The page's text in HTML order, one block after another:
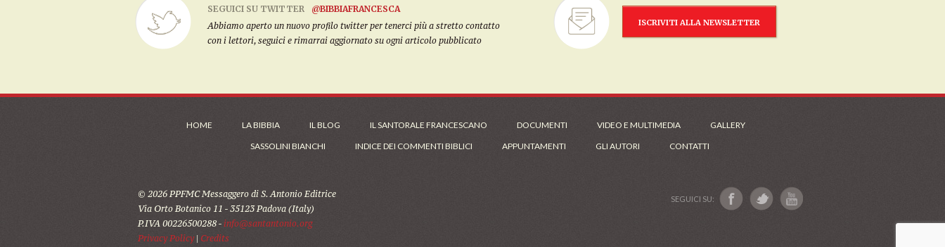
SEGUICI SU TWITTER
@BIBBIAFRANCESCA
Abbiamo aperto un nuovo profilo twitter per tenerci più a stretto contatto
con i lettori, seguici e rimarrai aggiornato su ogni articolo pubblicato
ISCRIVITI ALLA NEWSLETTER
HOME LA BIBBIA IL BLOG IL SANTORALE FRANCESCANO DOCUMENTI VIDEO E MULTIMEDIA
GALLERY
SASSOLINI BIANCHI
INDICE DEI COMMENTI BIBLICI APPUNTAMENTI GLI AUTORI CONTATTI
© 2026 PPFMC Messaggero di S. Antonio Editrice
Via Orto Botanico 11 - 35123 Padova (Italy)
P.IVA 00226500288 - info@santantonio.org
Privacy Policy| Credits
SEGUICI SU: